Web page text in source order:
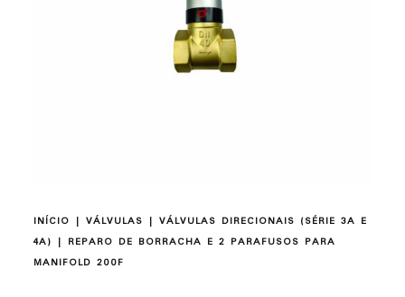
INÍCIO |VÁLVULAS |VÁLVULAS DIRECIONAIS (SÉRIE 3A E
4A) | REPARO DE BORRACHA E 2 PARAFUSOS PARA
MANIFOLD 200F